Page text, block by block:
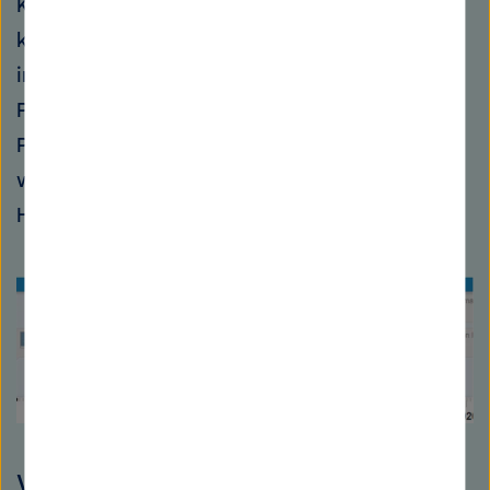
kleine, aber effektive Fortschritte in der
internationalen Klimapolitik. Sollten die
Politiker bei dem diesjährigen Klimagipfel in
Paris auf das Zwei-Grad-Ziel verzichten,
würden sie damit jedenfalls keine neuen
Handlungsoptionen eröffnen.